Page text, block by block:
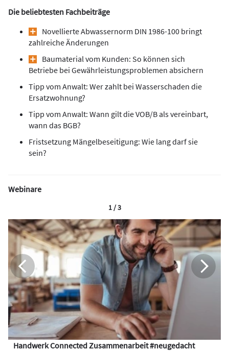
Die beliebtesten Fachbeiträge
Novellierte Abwassernorm DIN 1986-100 bringt
zahlreiche Änderungen
Baumaterial vom Kunden: So können sich
Betriebe bei Gewährleistungsproblemen absichern
Tipp vom Anwalt: Wer zahlt bei Wasserschaden die
Ersatzwohnung?
Tipp vom Anwalt: Wann gilt die VOB/B als vereinbart,
wann das BGB?
Fristsetzung Mängelbeseitigung: Wie lang darf sie
sein?
Webinare
Handwerk Connected Zusammenarbeit #neugedacht
1 / 3